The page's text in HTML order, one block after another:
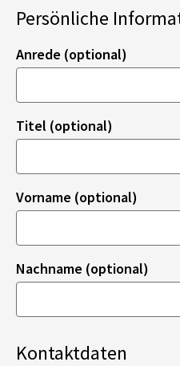
Persönliche
Anrede (optional)
Titel (optional)
Vorname (optional)
Nachname (optional)
Kontaktdaten